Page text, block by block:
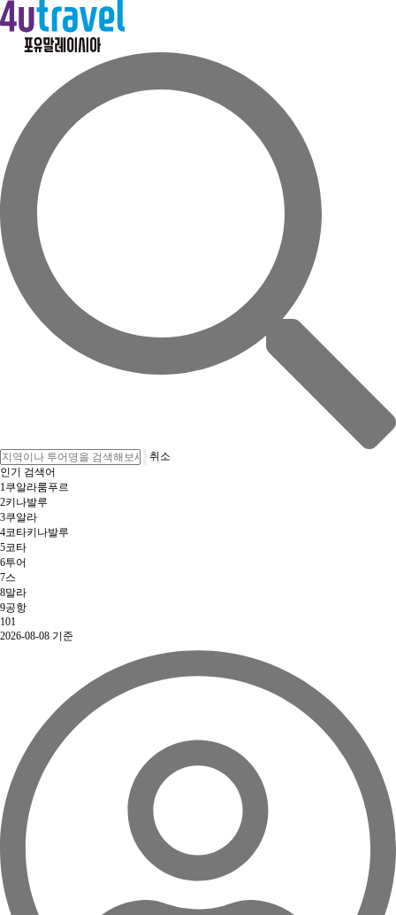
취소
인기 검색어
1쿠알라룸푸르
2키나발루
3쿠알라
4코타키나발루
5코타
6투어
7스
8말라
9공항
101
2026-08-08 기준